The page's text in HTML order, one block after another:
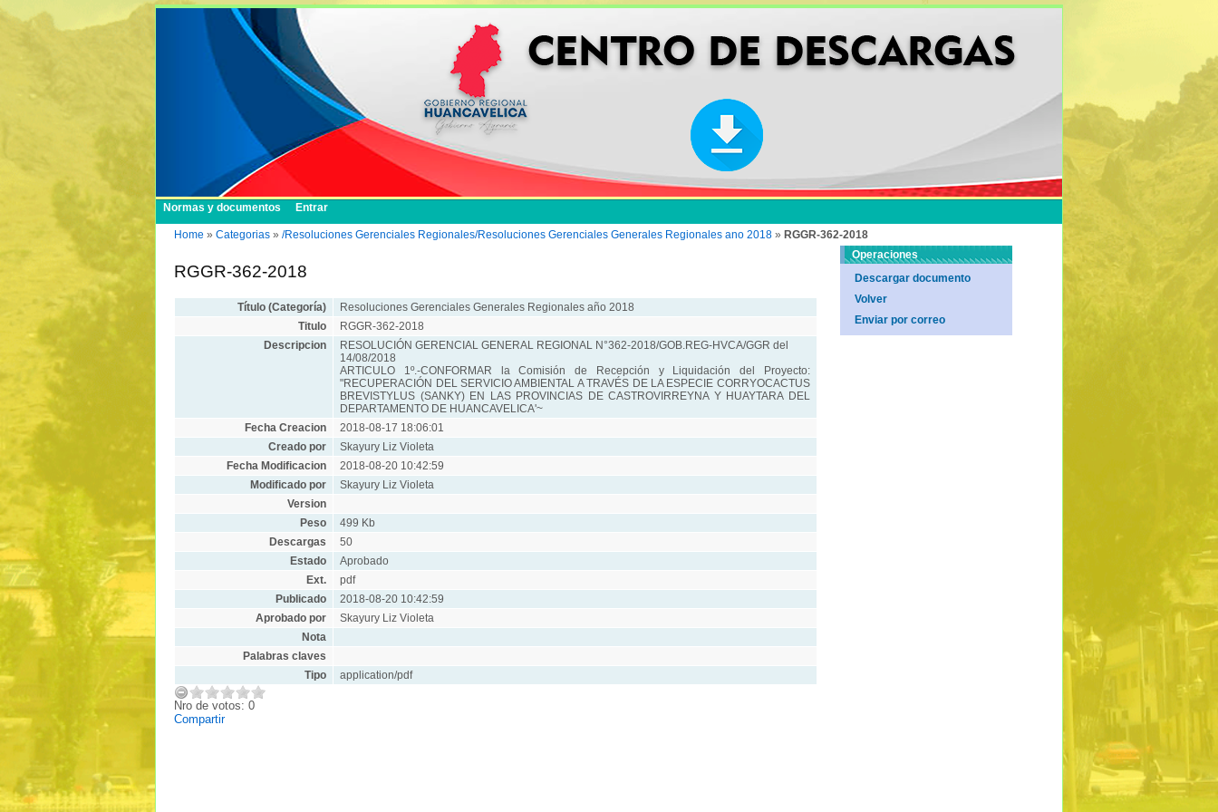
Normas y documentos Entrar
Home » Categorias » /Resoluciones Gerenciales Regionales/Resoluciones Gerenciales Generales Regionales ano 2018 » RGGR-362-2018
RGGR-362-2018
Título (Categoría)
Resoluciones Gerenciales Generales Regionales año 2018
Titulo
RGGR-362-2018
Descripcion
RESOLUCIÓN GERENCIAL GENERAL REGIONAL N°362-2018/GOB.REG-HVCA/GGR del
14/08/2018
ARTICULO 1º.-CONFORMAR la Comisión de Recepción y Liquidación del Proyecto:
"RECUPERACIÓN DEL SERVICIO AMBIENTAL A TRAVÉS DE LA ESPECIE CORRYOCACTUS
BREVISTYLUS (SANKY) EN LAS PROVINCIAS DE CASTROVIRREYNA Y HUAYTARA DEL
DEPARTAMENTO DE HUANCAVELICA'~
Fecha Creacion
2018-08-17 18:06:01
Creado por
Skayury Liz Violeta
Fecha Modificacion
2018-08-20 10:42:59
Modificado por
Skayury Liz Violeta
Version
Peso
499 Kb
Descargas
50
Estado
Aprobado
Ext.
pdf
Publicado
2018-08-20 10:42:59
Aprobado por
Skayury Liz Violeta
Nota
Palabras claves
Tipo
application/pdf
Nro de votos: 0
Compartir
Operaciones
Descargar documento
Volver
Enviar por correo